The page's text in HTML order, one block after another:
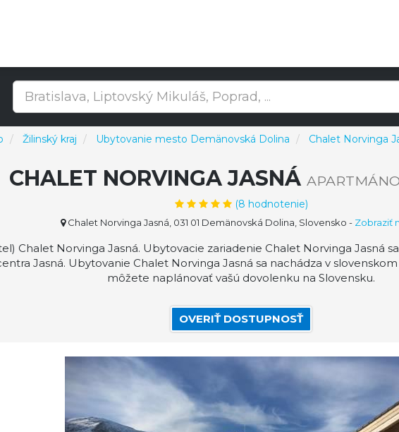
Žilinský kraj Ubytovanie mesto Demänovská Dolina Chalet Norvinga
CHALET NORVINGA JASNÁ
(8 hodnotenie)
Chalet Norvinga Jasná, 031 01 Demänovská Dolina, Slovensko - Zobraziť
Chalet Norvinga Jasná. Ubytovacie zariadenie Chalet Norvinga Jasná
Jasná. Ubytovanie Chalet Norvinga Jasná sa nachádza v
môžete naplánovať vašú dovolenku na Slovensku.
OVERIŤ DOSTUPNOSŤ